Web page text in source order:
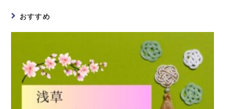
おすすめ